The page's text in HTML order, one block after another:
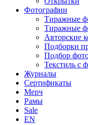
Фотографии
Тиражные
Тиражные
Авторские
Подборки
Подбор
Текстиль с
Журналы
Сертификаты
Мерч
Рамы
Sale
EN